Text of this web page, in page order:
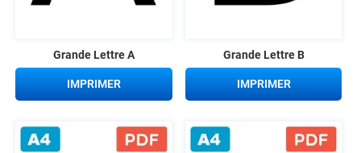
Grande Lettre A
IMPRIMER
Grande Lettre B
IMPRIMER